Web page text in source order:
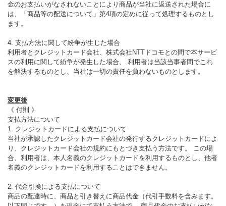
金のお支払いがなされないことにより商品が当社に返送された場合に
は、「商品等の配送について」第4項の定めに従って処理するものとし
ます。
4. 支払方法に関して紛争が生じた場合
利用者とクレジットカード会社、株式会社NTTドコモとの間で本サービ
スの利用に関して紛争が発生した場合、 利用者は当該当事者間でこれ
を解決するものとし、当社は一切の責任を負わないものとします。
変更後
《 付則 》
支払方法について
1. クレジットカードによる支払について
当社が承認したクレジットカード会社の発行するクレジットカードによ
り、クレジットカード会社の規約にもとづき支払う方法です。 この場
合、利用者は、本人名義のクレジットカードを利用するものとし、他者
名義のクレジットカードを利用することはできません。
2. 代金引換による支払について
商品の配達時に、商品と引き替えに商品代金（代引手数料を含みます。